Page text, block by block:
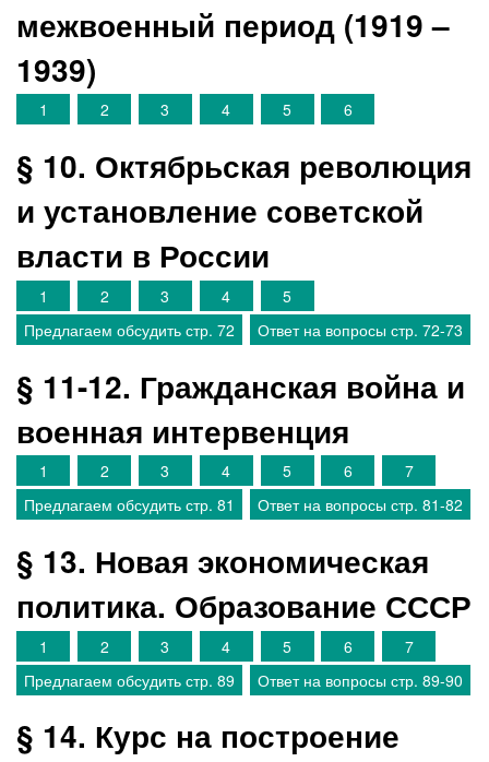
межвоенный период (1919 –
1939)
1 2 3 4 5 6
§ 10. Октябрьская революция
и установление советской
власти в России
1 2 3 4
5
Предлагаем обсудить стр. 72
Ответ на вопросы стр. 72-73
§ 11-12. Гражданская война и
военная интервенция
1 2 3 4 5 6
7
Предлагаем обсудить стр. 81
Ответ на вопросы стр. 81-82
§ 13. Новая экономическая
политика. Образование СССР
1 2 3 4 5 6
7
Предлагаем обсудить стр. 89
Ответ на вопросы стр. 89-90
§ 14. Курс на построение